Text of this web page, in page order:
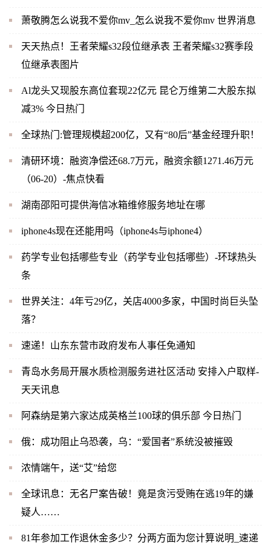
萧敬腾怎么说我不爱你mv_怎么说我不爱你mv 世界消息
天天热点！王者荣耀s32段位继承表 王者荣耀s32赛季段
位继承表图片
Al龙头又现股东高位套现22亿元 昆仑万维第二大股东拟
减3% 今日热门
全球热门:管理规模超200亿，又有“80后”基金经理升职！
清研环境：融资净偿还68.7万元，融资余额1271.46万元
（06-20）-焦点快看
湖南邵阳可提供海信冰箱维修服务地址在哪
iphone4s现在还能用吗（iphone4s与iphone4）
药学专业包括哪些专业（药学专业包括哪些）-环球热头
条
世界关注：4年亏29亿，关店4000多家，中国时尚巨头坠
落？
速递！山东东营市政府发布人事任免通知
青岛水务局开展水质检测服务进社区活动 安排入户取样-
天天讯息
阿森纳是第六家达成英格兰100球的俱乐部 今日热门
俄：成功阻止乌恐袭，乌：“爱国者”系统没被摧毁
浓情端午，送“艾”给您
全球讯息：无名尸案告破！竟是贪污受贿在逃19年的嫌
疑人……
81年参加工作退休金多少？分两方面为您计算说明_速递